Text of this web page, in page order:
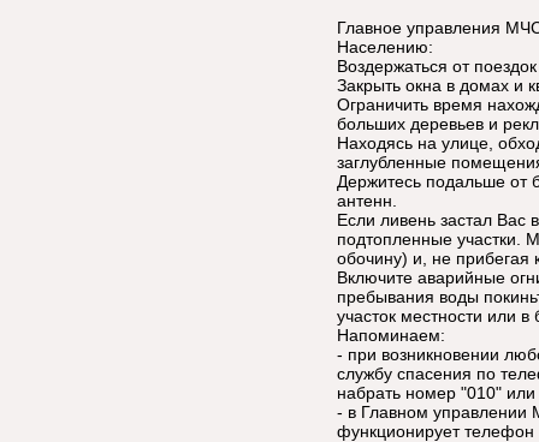
Главное управления
Населению:
Воздержаться от
Закрыть окна в домах и
Ограничить время
больших деревьев и
Находясь на улице,
заглубленные
Держитесь подальше от
антенн.
Если ливень застал Вас
подтопленные участки.
обочину) и, не прибегая
Включите аварийные
пребывания воды
участок местности или
Напоминаем:
- при возникновении
службу спасения по
набрать номер "010"
- в Главном управлении
функционирует